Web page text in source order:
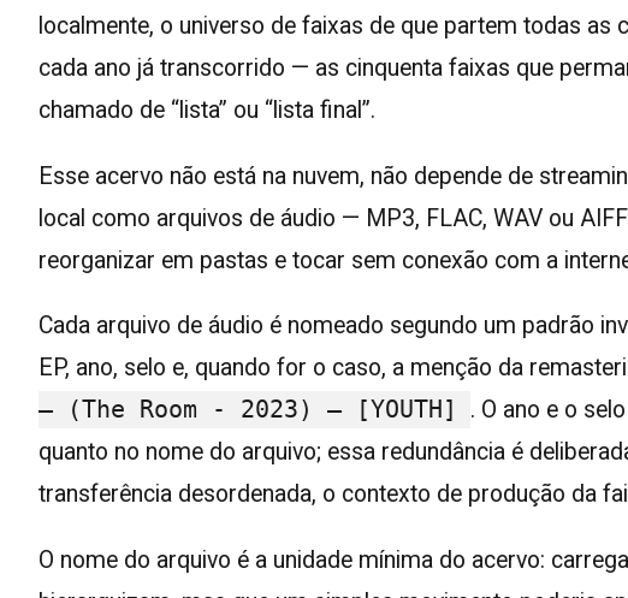
localmente, o universo de faixas de que partem todas
cada ano já transcorrido — as cinquenta faixas que
chamado de “lista” ou “lista final”.
Esse acervo não está na nuvem, não depende de
local como arquivos de áudio — MP3, FLAC, WAV ou
reorganizar em pastas e tocar sem conexão com a
Cada arquivo de áudio é nomeado segundo um padrão
EP, ano, selo e, quando for o caso, a menção da
— (The Room - 2023) — [YOUTH]
. O ano e o
quanto no nome do arquivo; essa redundância é
transferência desordenada, o contexto de produção da
O nome do arquivo é a unidade mínima do acervo: